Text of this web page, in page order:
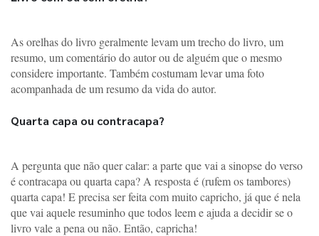
As orelhas do livro geralmente levam um trecho do livro, um
resumo, um comentário do autor ou de alguém que o mesmo
considere importante. Também costumam levar uma foto
acompanhada de um resumo da vida do autor.
Quarta capa ou contracapa?
A pergunta que não quer calar: a parte que vai a sinopse do verso
é contracapa ou quarta capa? A resposta é (rufem os tambores)
quarta capa! E precisa ser feita com muito capricho, já que é nela
que vai aquele resuminho que todos leem e ajuda a decidir se o
livro vale a pena ou não. Então, capricha!